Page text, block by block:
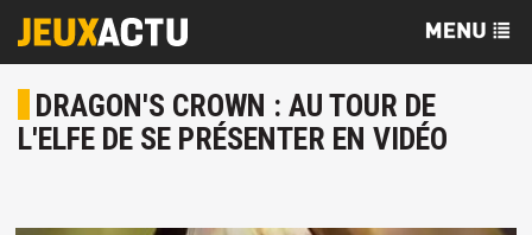
DRAGON'S CROWN : AU TOUR DE
L'ELFE DE SE PRÉSENTER EN VIDÉO